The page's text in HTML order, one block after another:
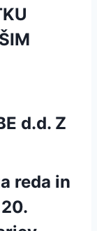
d.d. Z
reda in